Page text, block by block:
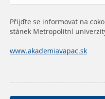
Přijďte se informovat na
stánek Metropolitní
www.akademiavapac.sk